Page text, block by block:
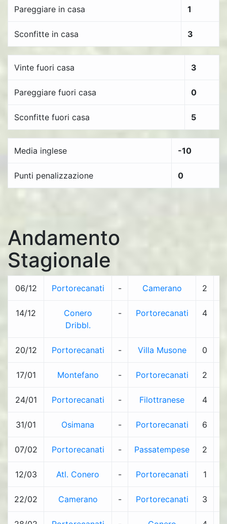
Pareggiare in casa 1
Sconfitte in casa 3
Vinte fuori casa 3
Pareggiare fuori casa 0
Sconfitte fuori casa 5
Media inglese -10
Punti penalizzazione 0
Andamento
Stagionale
06/12 Portorecanati - Camerano 2
14/12
Conero
Dribbl.
- Portorecanati 4
20/12 Portorecanati - Villa Musone 0
17/01 Montefano - Portorecanati 2
24/01 Portorecanati - Filottranese 4
31/01 Osimana - Portorecanati 6
07/02 Portorecanati - Passatempese 2
12/03 Atl. Conero - Portorecanati 1
22/02 Camerano - Portorecanati 3